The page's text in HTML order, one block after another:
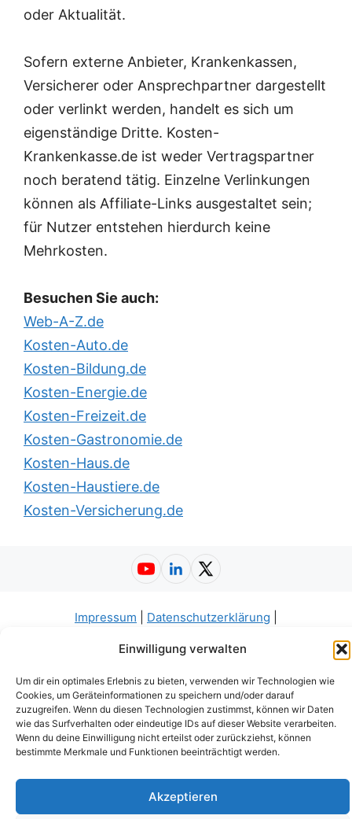
Einwilligung verwalten
Um dir ein optimales Erlebnis zu bieten, verwenden wir Technologien wie
Cookies, um Geräteinformationen zu speichern und/oder darauf
zuzugreifen. Wenn du diesen Technologien zustimmst, können wir Daten
wie das Surfverhalten oder eindeutige IDs auf dieser Website verarbeiten.
Wenn du deine Einwilligung nicht erteilst oder zurückziehst, können
bestimmte Merkmale und Funktionen beeinträchtigt werden.
Akzeptieren
oder Aktualität.
Sofern externe Anbieter, Krankenkassen,
Versicherer oder Ansprechpartner dargestellt
oder verlinkt werden, handelt es sich um
eigenständige Dritte. Kosten-
Krankenkasse.de ist weder Vertragspartner
noch beratend tätig. Einzelne Verlinkungen
können als Affiliate-Links ausgestaltet sein;
für Nutzer entstehen hierdurch keine
Mehrkosten.
Besuchen Sie auch:
Web-A-Z.de
Kosten-Auto.de
Kosten-Bildung.de
Kosten-Energie.de
Kosten-Freizeit.de
Kosten-Gastronomie.de
Kosten-Haus.de
Kosten-Haustiere.de
Kosten-Versicherung.de
YouTube
LinkedInX (Twitter)
Impressum Datenschutzerklärung
2026Kosten-Krankenkasse.de